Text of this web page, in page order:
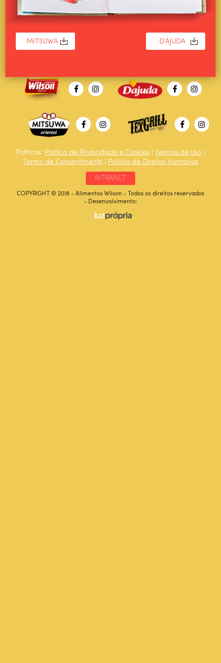
Políticas: Política de Privacidade e Cookies Termos de Uso
Termo de Consentimento| Política de Direitos Humanos
INTRANET
COPYRIGHT © 2018 - Alimentos Wilson - Todos os direitos reservados
- Desenvolvimento: